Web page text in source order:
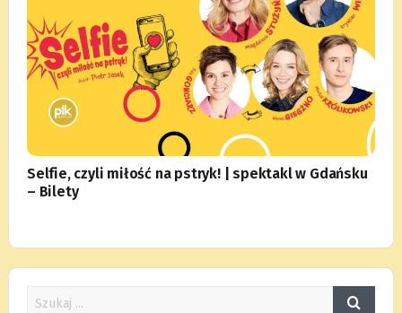
Selfie, czyli miłość na pstryk! | spektakl w Gdańsku
– Bilety